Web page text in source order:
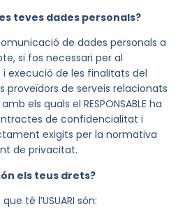
teves dades personals?
de dades personals a
si fos necessari per al
execució de les finalitats del
proveïdors de serveis relacionats
els quals el RESPONSABLE ha
de confidencialitat i
exigits per la normativa
de privacitat.
els teus drets?
té l’USUARI són: